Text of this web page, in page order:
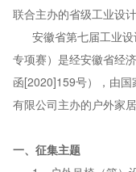
联合主办的省级工业设计
安徽省第七届工业
专项赛）是经安徽省经
函[2020]159号），由
有限公司主办的户外家居
一、征集主题